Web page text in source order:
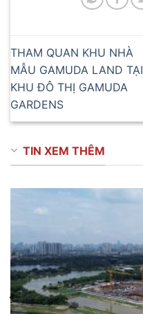
THAM QUAN KHU NHÀ
MẪU GAMUDA LAND TẠI
KHU ĐÔ THỊ GAMUDA
GARDENS
TIN XEM THÊM